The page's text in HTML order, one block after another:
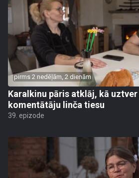
pirms 2 nedēļām, 2 dienām
Karalkinu pāris atklāj, kā
komentātāju linča tiesu
39. epizode